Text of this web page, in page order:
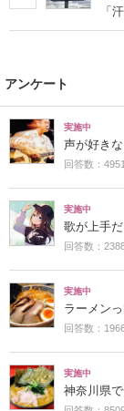
「
アンケート
実施中
声が好き
回答数：
実施中
歌が上手
回答数：
実施中
ラーメン
回答数：
実施中
神奈川県